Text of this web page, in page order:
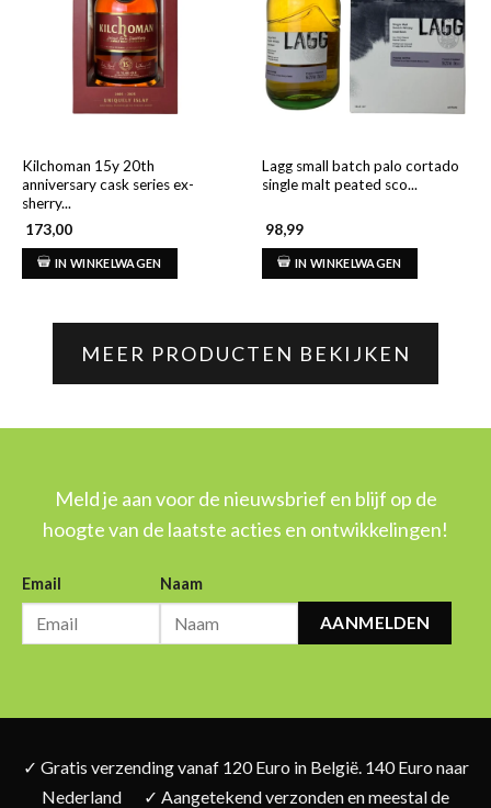
Kilchoman 15y 20th
anniversary cask series ex-
sherry...
173,00
IN WINKELWAGEN
Lagg small batch palo cortado
single malt peated sco...
98,99
IN WINKELWAGEN
MEER PRODUCTEN BEKIJKEN
Meld je aan voor de nieuwsbrief en blijf op de
hoogte van de laatste acties en ontwikkelingen!
Email Naam
AANMELDEN
✓ Gratis verzending vanaf 120 Euro in België. 140 Euro naar
Nederland
✓ Aangetekend verzonden en meestal de